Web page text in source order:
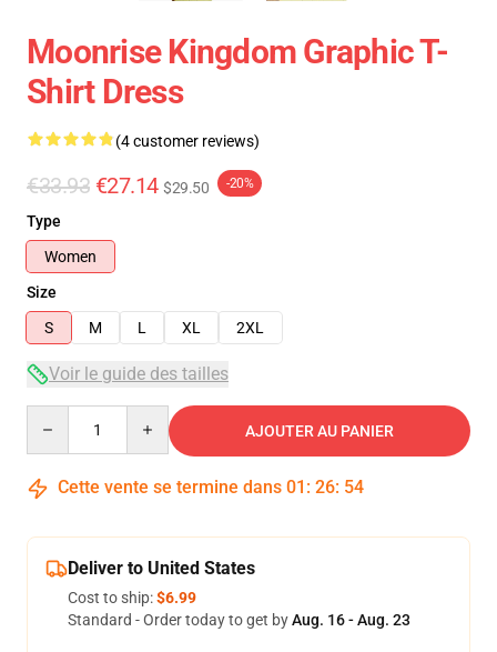
Moonrise Kingdom Graphic T-
Shirt Dress
(4 customer reviews)
€33.93 €27.14 $29.50 -20%
Type
Women
Size
S
M L XL 2XL
Voir le guide des tailles
AJOUTER AU PANIER
Cette vente se termine dans 01 : 26: 53
Deliver to United States
Cost to ship:$6.99
Standard - Order today to get byAug. 16 - Aug. 23